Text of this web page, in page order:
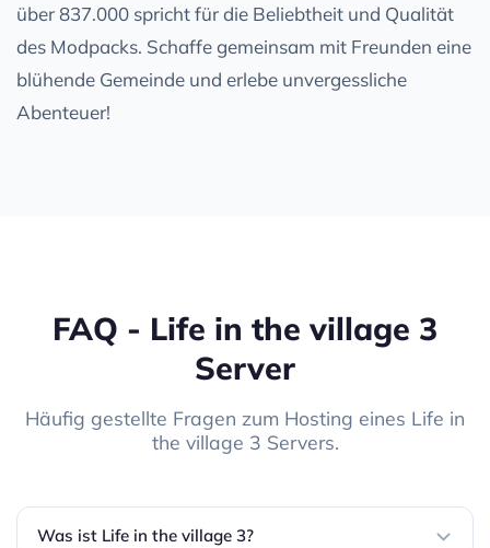
über 837.000 spricht für die Beliebtheit und Qualität
des Modpacks. Schaffe gemeinsam mit Freunden eine
blühende Gemeinde und erlebe unvergessliche
Abenteuer!
FAQ - Life in the village 3
Server
Häufig gestellte Fragen zum Hosting eines Life in
the village 3 Servers.
Was ist Life in the village 3?